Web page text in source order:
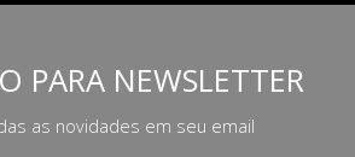
PARA NEWSLETTER
as novidades em seu email